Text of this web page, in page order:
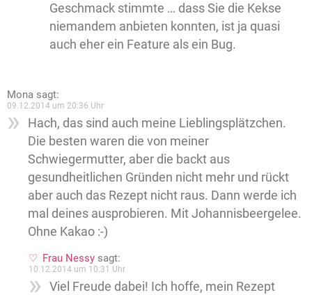
Geschmack stimmte … dass Sie die Kekse
niemandem anbieten konnten, ist ja quasi
auch eher ein Feature als ein Bug.
Mona sagt:
09.12.2014 um 20:36 Uhr
Hach, das sind auch meine Lieblingsplätzchen.
Die besten waren die von meiner
Schwiegermutter, aber die backt aus
gesundheitlichen Gründen nicht mehr und rückt
aber auch das Rezept nicht raus. Dann werde ich
mal deines ausprobieren. Mit Johannisbeergelee.
Ohne Kakao :-)
Frau Nessy sagt:
10.12.2014 um 10:31 Uhr
Viel Freude dabei! Ich hoffe, mein Rezept